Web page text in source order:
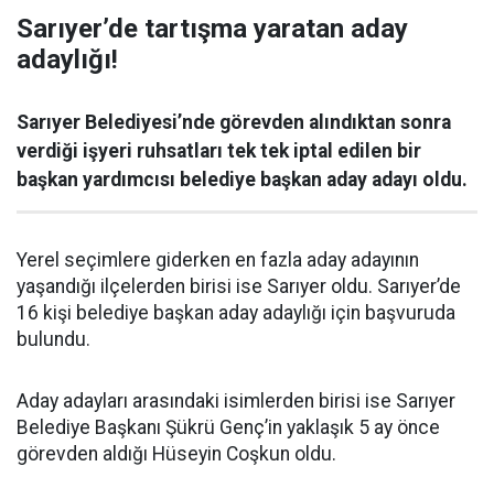
Sarıyer’de tartışma yaratan aday
adaylığı!
Sarıyer Belediyesi’nde görevden alındıktan sonra
verdiği işyeri ruhsatları tek tek iptal edilen bir
başkan yardımcısı belediye başkan aday adayı oldu.
Yerel seçimlere giderken en fazla aday adayının
yaşandığı ilçelerden birisi ise Sarıyer oldu. Sarıyer’de
16 kişi belediye başkan aday adaylığı için başvuruda
bulundu.
Aday adayları arasındaki isimlerden birisi ise Sarıyer
Belediye Başkanı Şükrü Genç’in yaklaşık 5 ay önce
görevden aldığı Hüseyin Coşkun oldu.